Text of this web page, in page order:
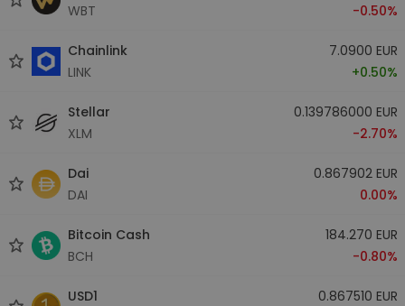
WBT
-0.50%
Chainlink
LINK
7.0900 EUR
+0.50%
Stellar
XLM
0.139786000 EUR
-2.70%
Dai
DAI
0.867902 EUR
0.00%
Bitcoin Cash
BCH
184.270 EUR
-0.80%
USD1
0.867510 EUR